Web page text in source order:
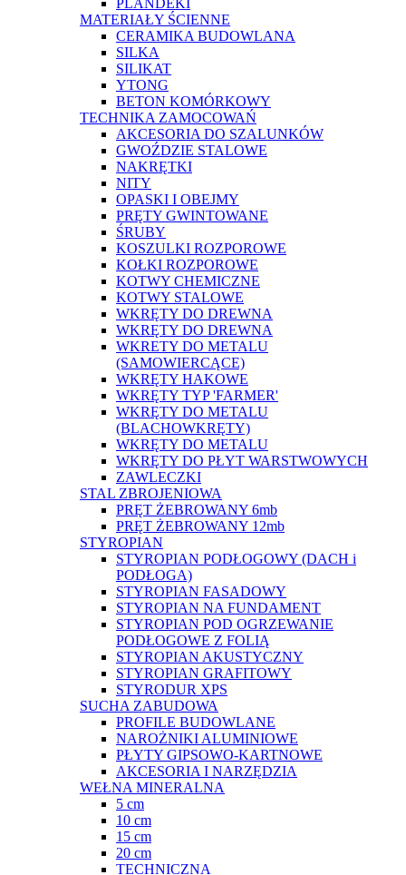
PLANDEKI
MATERIAŁY ŚCIENNE
CERAMIKA BUDOWLANA
SILKA
SILIKAT
YTONG
BETON KOMÓRKOWY
TECHNIKA ZAMOCOWAŃ
AKCESORIA DO SZALUNKÓW
GWOŹDZIE STALOWE
NAKRĘTKI
NITY
OPASKI I OBEJMY
PRĘTY GWINTOWANE
ŚRUBY
KOSZULKI ROZPOROWE
KOŁKI ROZPOROWE
KOTWY CHEMICZNE
KOTWY STALOWE
WKRĘTY DO DREWNA
WKRĘTY DO DREWNA
WKRETY DO METALU
(SAMOWIERCĄCE)
WKRĘTY HAKOWE
WKRĘTY TYP 'FARMER'
WKRĘTY DO METALU
(BLACHOWKRĘTY)
WKRĘTY DO METALU
WKRĘTY DO PŁYT WARSTWOWYCH
ZAWLECZKI
STAL ZBROJENIOWA
PRĘT ŻEBROWANY 6mb
PRĘT ŻEBROWANY 12mb
STYROPIAN
STYROPIAN PODŁOGOWY (DACH i
PODŁOGA)
STYROPIAN FASADOWY
STYROPIAN NA FUNDAMENT
STYROPIAN POD OGRZEWANIE
PODŁOGOWE Z FOLIĄ
STYROPIAN AKUSTYCZNY
STYROPIAN GRAFITOWY
STYRODUR XPS
SUCHA ZABUDOWA
PROFILE BUDOWLANE
NAROŻNIKI ALUMINIOWE
PŁYTY GIPSOWO-KARTNOWE
AKCESORIA I NARZĘDZIA
WEŁNA MINERALNA
5 cm
10 cm
15 cm
20 cm
TECHNICZNA